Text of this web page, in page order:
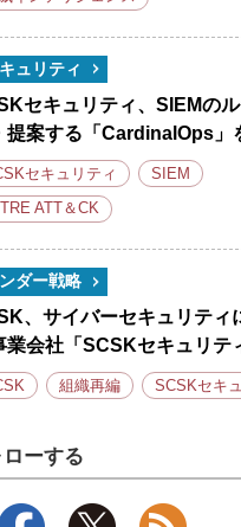
ュリティ
セキュリティ、SIEMの
提案する「CardinalOps」
セキュリティ SIEM
ATT＆CK
ダー戦略
、サイバーセキュリティ
業会社「SCSKセキュリテ
組織再編 SCSKセキ
ーする